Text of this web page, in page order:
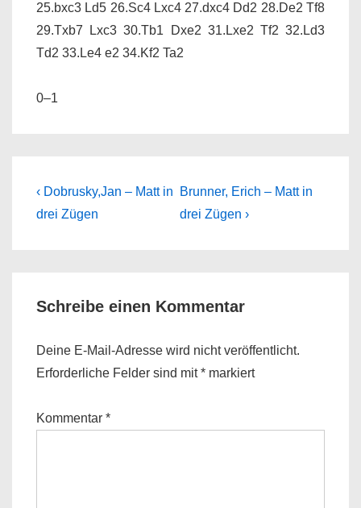
25.bxc3 Ld5 26.Sc4 Lxc4 27.dxc4 Dd2 28.De2 Tf8
29.Txb7 Lxc3 30.Tb1 Dxe2 31.Lxe2 Tf2 32.Ld3
Td2 33.Le4 e2 34.Kf2 Ta2
0–1
Beitragsnavigation
Previous
Post
‹ Dobrusky,Jan – Matt in
drei Zügen
Next
Post
Brunner, Erich – Matt in
drei Zügen ›
Schreibe einen Kommentar
Deine E-Mail-Adresse wird nicht veröffentlicht.
Erforderliche Felder sind mit* markiert
Kommentar *